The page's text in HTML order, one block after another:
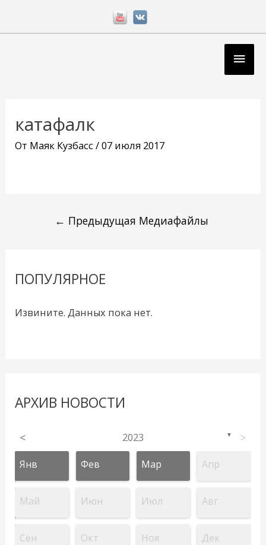
катафалк
От Маяк Кузбасс/07 июля 2017
записям
← Предыдущая Медиафайлы
ПОПУЛЯРНОЕ
Извините. Данных пока нет.
АРХИВ НОВОСТИ
< 2023 ▼ >
Янв Фев Мар Апр
Май Июн Июл Авг
Сен Окт Ноя Дек